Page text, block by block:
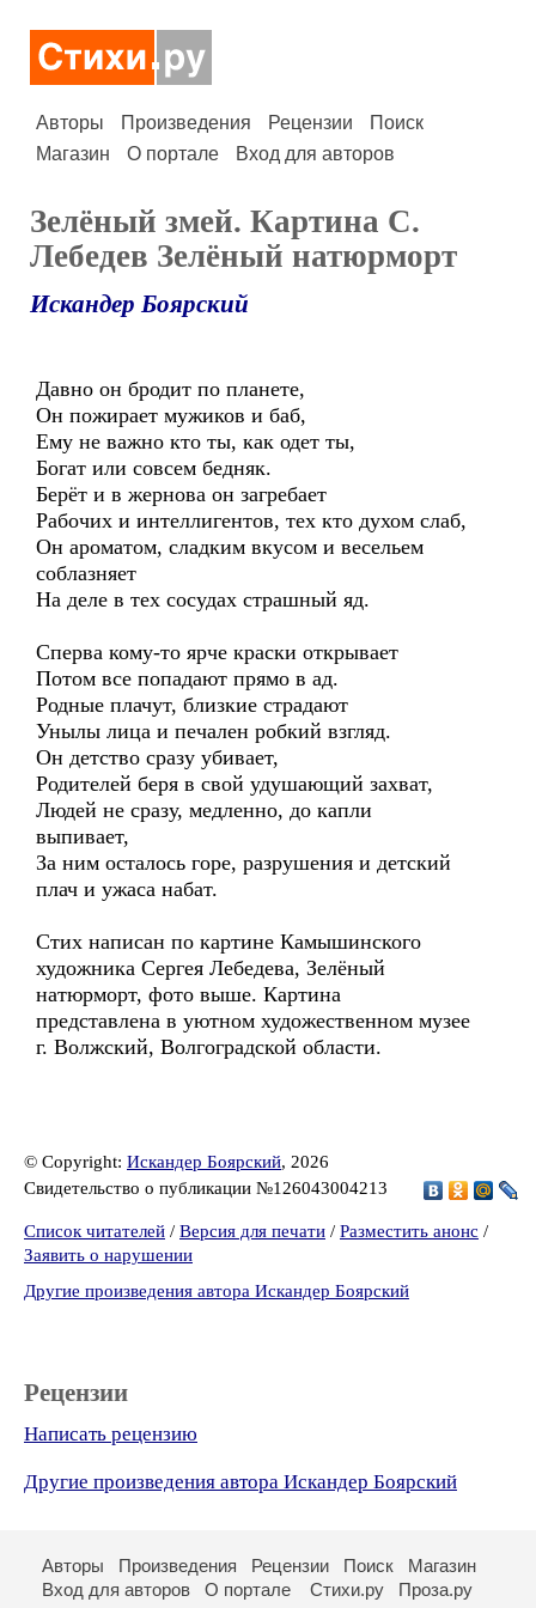
Авторы Произведения Рецензии
Поиск
Магазин
О портале Вход для авторов
Зелёный змей. Картина С.
Лебедев Зелёный натюрморт
Искандер Боярский
Давно он бродит по планете,
Он пожирает мужиков и баб,
Ему не важно кто ты, как одет ты,
Богат или совсем бедняк.
Берёт и в жернова он загребает
Рабочих и интеллигентов, тех кто духом слаб,
Он ароматом, сладким вкусом и весельем
соблазняет
На деле в тех сосудах страшный яд.
Сперва кому-то ярче краски открывает
Потом все попадают прямо в ад.
Родные плачут, близкие страдают
Унылы лица и печален робкий взгляд.
Он детство сразу убивает,
Родителей беря в свой удушающий захват,
Людей не сразу, медленно, до капли
выпивает,
За ним осталось горе, разрушения и детский
плач и ужаса набат.
Стих написан по картине Камышинского
художника Сергея Лебедева, Зелёный
натюрморт, фото выше. Картина
представлена в уютном художественном музее
г. Волжский, Волгоградской области.
© Copyright: Искандер Боярский, 2026
Свидетельство о публикации №126043004213
Список читателей / Версия для печати / Разместить анонс /
Заявить о нарушении
Другие произведения автора Искандер Боярский
Рецензии
Написать рецензию
Другие произведения автора Искандер Боярский
Авторы Произведения Рецензии Поиск
Магазин
Вход для авторов
О портале Стихи.ру Проза.ру